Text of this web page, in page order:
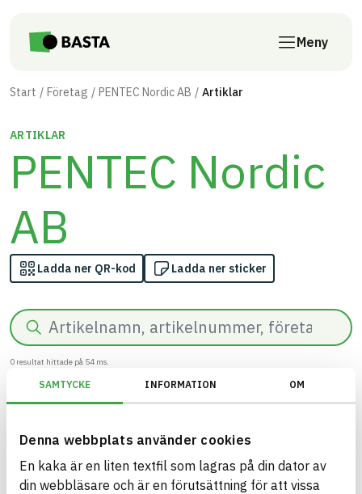
SAMTYCKE INFORMATION OM
Denna webbplats använder cookies
En kaka är en liten textfil som lagras på din dator av
din webbläsare och är en förutsättning för att vissa
Meny
Start Företag PENTEC Nordic AB Artiklar
ARTIKLAR
PENTEC Nordic
AB
Ladda ner QR-kod Ladda ner sticker
Sök
0 resultat hittade på 54 ms.
Filter Återställ filter
Miljöbyggnad/Generation 4.X/Indikator 9 - Utfasning av farliga